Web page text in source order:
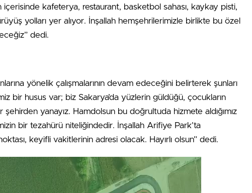
içerisinde kafeterya, restaurant, basketbol sahası, kaykay pisti,
yolları yer alıyor. İnşallah hemşehrilerimizle birlikte bu özel
dedi.
yönelik çalışmalarının devam edeceğini belirterek şunları
bir husus var; biz Sakarya’da yüzlerin güldüğü, çocukların
yanayız. Hamdolsun bu doğrultuda hizmete aldığımız
bir tezahürü niteliğindedir. İnşallah Arifiye Park’ta
keyifli vakitlerinin adresi olacak. Hayırlı olsun” dedi.